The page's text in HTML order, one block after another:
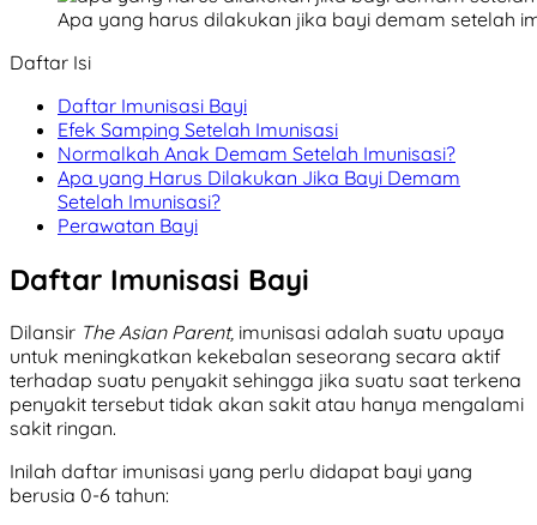
Apa yang harus dilakukan jika bayi demam setelah
Daftar Isi
Daftar Imunisasi Bayi
Efek Samping Setelah Imunisasi
Normalkah Anak Demam Setelah Imunisasi?
Apa yang Harus Dilakukan Jika Bayi Demam
Setelah Imunisasi?
Perawatan Bayi
Daftar Imunisasi Bayi
Dilansir The Asian Parent, imunisasi adalah suatu upaya
untuk meningkatkan kekebalan seseorang secara aktif
terhadap suatu penyakit sehingga jika suatu saat terkena
penyakit tersebut tidak akan sakit atau hanya mengalami
sakit ringan.
Inilah daftar imunisasi yang perlu didapat bayi yang
berusia 0-6 tahun: